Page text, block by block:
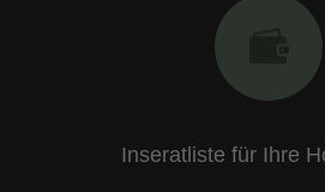
Inseratliste für Ihre